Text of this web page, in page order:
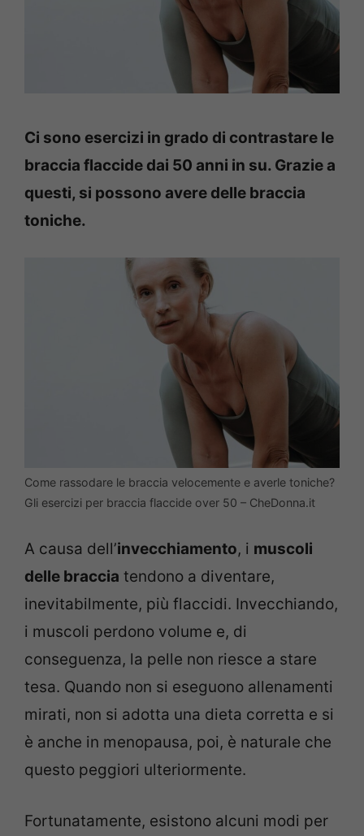
Ci sono esercizi in grado di contrastare le
braccia flaccide dai 50 anni in su. Grazie a
questi, si possono avere delle braccia
toniche.
Come rassodare le braccia velocemente e averle toniche?
Gli esercizi per braccia flaccide over 50 – CheDonna.it
A causa dell’invecchiamento, i muscoli
delle braccia tendono a diventare,
inevitabilmente, più flaccidi. Invecchiando,
i muscoli perdono volume e, di
conseguenza, la pelle non riesce a stare
tesa. Quando non si eseguono allenamenti
mirati, non si adotta una dieta corretta e si
è anche in menopausa, poi, è naturale che
questo peggiori ulteriormente.
Fortunatamente, esistono alcuni modi per